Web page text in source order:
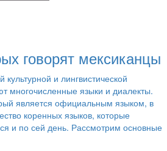
говорят мексиканцы
культурной и лингвистической
многочисленные языки и диалекты.
является официальным языком, в
коренных языков, которые
и по сей день. Рассмотрим основные